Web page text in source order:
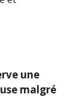
une
malgré